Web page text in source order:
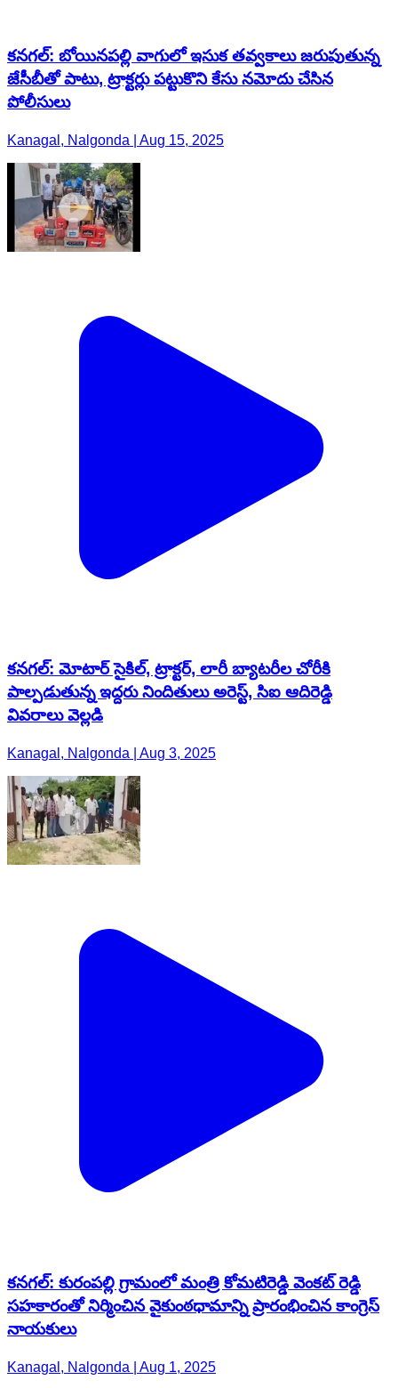
కనగల్: బోయినపల్లి వాగులో ఇసుక తవ్వకాలు జరుపుతున్న
జేసీబీతో పాటు, ట్రాక్టర్లు పట్టుకొని కేసు నమోదు చేసిన
పోలీసులు
Kanagal, Nalgonda | Aug 15, 2025
కనగల్: మోటార్ సైకిల్, ట్రాక్టర్, లారీ బ్యాటరీల చోరీకి
పాల్పడుతున్న ఇద్దరు నిందితులు అరెస్ట్, సిఐ ఆదిరెడ్డి
వివరాలు వెల్లడి
Kanagal, Nalgonda | Aug 3, 2025
కనగల్: కురంపల్లి గ్రామంలో మంత్రి కోమటిరెడ్డి వెంకట్ రెడ్డి
సహకారంతో నిర్మించిన వైకుంఠధామాన్ని ప్రారంభించిన కాంగ్రెస్
నాయకులు
Kanagal, Nalgonda | Aug 1, 2025